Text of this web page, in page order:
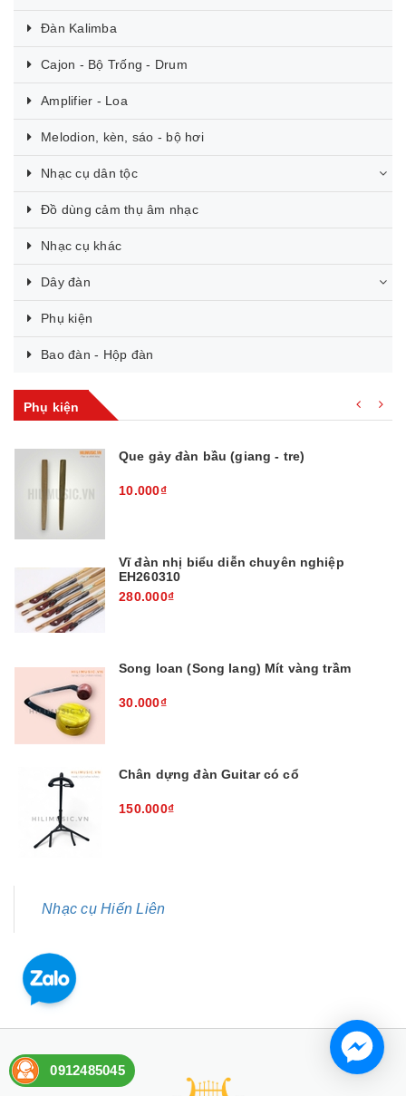
Đàn Kalimba
Cajon - Bộ Trống - Drum
Amplifier - Loa
Melodion, kèn, sáo - bộ hơi
Nhạc cụ dân tộc
Đồ dùng cảm thụ âm nhạc
Nhạc cụ khác
Dây đàn
Phụ kiện
Bao đàn - Hộp đàn
Phụ kiện
Que gảy đàn bầu (giang - tre)
10.000₫
Vĩ đàn nhị biểu diễn chuyên nghiệp
EH260310
280.000₫
Song loan (Song lang) Mít vàng trầm
30.000₫
Chân dựng đàn Guitar có cổ
150.000₫
Nhạc cụ Hiến Liên
0912485045